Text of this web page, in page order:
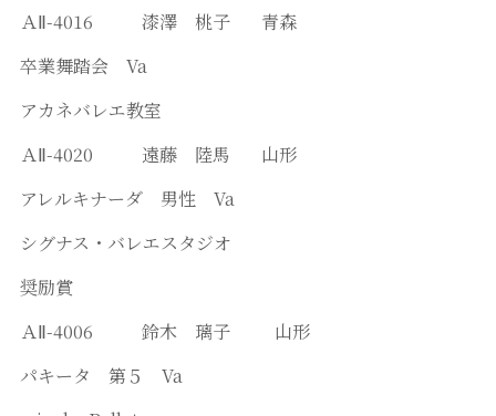
ＡⅡ-4016 漆澤 桃子 青森
卒業舞踏会 Va
アカネバレエ教室
ＡⅡ-4020 遠藤 陸馬 山形
アレルキナーダ 男性 Va
シグナス・バレエスタジオ
奨励賞
ＡⅡ-4006 鈴木 璃子 山形
パキータ 第５ Va